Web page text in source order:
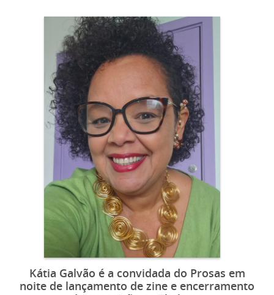
Kátia Galvão é a convidada do Prosas em
noite de lançamento de zine e encerramento